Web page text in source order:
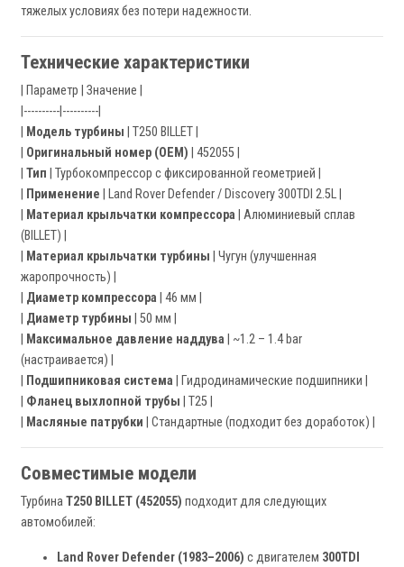
тяжелых условиях без потери надежности.
Технические характеристики
| Параметр | Значение |
|----------|----------|
Модель турбины | T250 BILLET |
Оригинальный номер (OEM) | 452055 |
Тип | Турбокомпрессор с фиксированной геометрией |
Применение | Land Rover Defender / Discovery 300TDI 2.5L |
Материал крыльчатки компрессора | Алюминиевый сплав
(BILLET) |
Материал крыльчатки турбины | Чугун (улучшенная
жаропрочность) |
Диаметр компрессора | 46 мм |
Диаметр турбины | 50 мм |
Максимальное давление наддува | ~1.2 – 1.4 bar
(настраивается) |
Подшипниковая система | Гидродинамические подшипники |
Фланец выхлопной трубы | T25 |
Масляные патрубки | Стандартные (подходит без доработок) |
Совместимые модели
ТурбинаT250 BILLET (452055) подходит для следующих
автомобилей:
Land Rover Defender (1983–2006) с двигателем 300TDI